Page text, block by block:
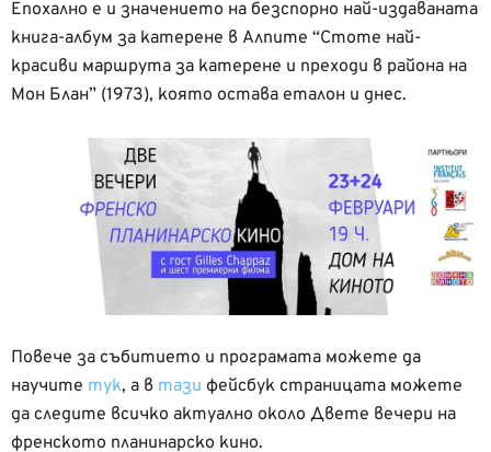
Епохално е и значението на безспорно най-издаваната
книга-албум за катерене в Алпите “Стоте най-
красиви маршрута за катерене и преходи в района на
Мон Блан” (1973), която остава еталон и днес.
Повече за събитието и програмата можете да
научите тук, а в тази фейсбук страницата можете
да следите всичко актуално около Двете вечери на
френското планинарско кино.